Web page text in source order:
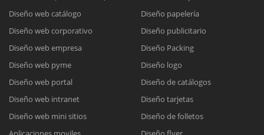
Diseño web catálogo
Diseño web corporativo
Diseño web empresa
Diseño web pyme
Diseño web portal
Diseño web intranet
Diseño web mini sitios
Diseño papelería
Diseño publicitario
Diseño Packing
Diseño logo
Diseño de catálogos
Diseño tarjetas
Diseño de folletos